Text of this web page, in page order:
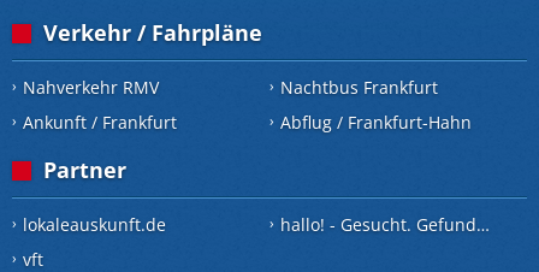
Verkehr / Fahrpläne
Nahverkehr RMV Nachtbus Frankfurt
Ankunft / Frankfurt
Abflug / Frankfurt-Hahn
Partner
lokaleauskunft.de hallo! - Gesucht. Gefunden.
vft